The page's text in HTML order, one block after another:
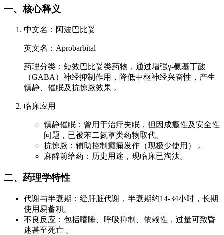
一、核心释义
中文名：阿波巴比妥
英文名：Aprobarbital
药理分类：短效巴比妥类药物，通过增强γ-氨基丁酸
（GABA）神经抑制作用，降低中枢神经兴奋性，产生
镇静、催眠及抗惊厥效果 。
临床应用
镇静催眠：曾用于治疗失眠，但因成瘾性及安全性
问题，已被苯二氮䓬类药物取代。
抗惊厥：辅助控制癫痫发作（现极少使用） 。
麻醉前给药：历史用途，现临床已淘汰。
二、药理学特性
代谢与半衰期：经肝脏代谢，半衰期约14-34小时，长期
使用易蓄积。
不良反应：包括嗜睡、呼吸抑制、依赖性，过量可致昏
迷甚至死亡 。